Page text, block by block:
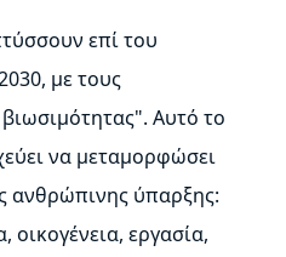
επί του
με τους
Αυτό το
να μεταμορφώσει
ανθρώπινης ύπαρξης:
οικογένεια, εργασία,